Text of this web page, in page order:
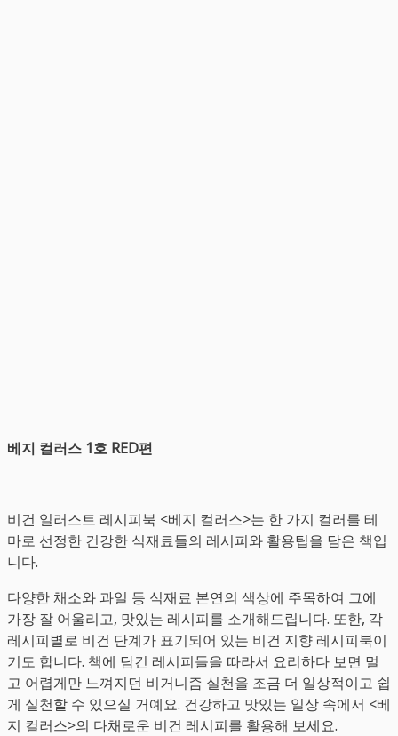
베지 컬러스 1호 RED편
비건 일러스트 레시피북 <베지 컬러스>는 한 가지 컬러를 테
마로 선정한 건강한 식재료들의 레시피와 활용팁을 담은 책입
니다.
다양한 채소와 과일 등 식재료 본연의 색상에 주목하여 그에
가장 잘 어울리고, 맛있는 레시피를 소개해드립니다. 또한, 각
레시피별로 비건 단계가 표기되어 있는 비건 지향 레시피북이
기도 합니다. 책에 담긴 레시피들을 따라서 요리하다 보면 멀
고 어렵게만 느껴지던 비거니즘 실천을 조금 더 일상적이고 쉽
게 실천할 수 있으실 거예요. 건강하고 맛있는 일상 속에서 <베
지 컬러스>의 다채로운 비건 레시피를 활용해 보세요.